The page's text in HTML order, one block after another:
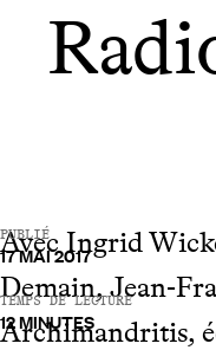
PUBLIÉ
17 MAI 2017
TEMPS DE LECTURE
12 MINUTES
Avec Ingrid
Demain, Jean-
Archimandritis,